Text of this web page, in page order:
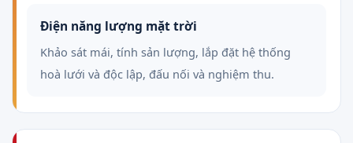
Điện năng lượng mặt trời
Khảo sát mái, tính sản lượng, lắp đặt hệ thống
hoà lưới và độc lập, đấu nối và nghiệm thu.